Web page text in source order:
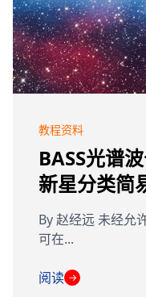
教程资料
BASS光谱
新星分类简
By 赵经远 未经允
可在...
阅读 →